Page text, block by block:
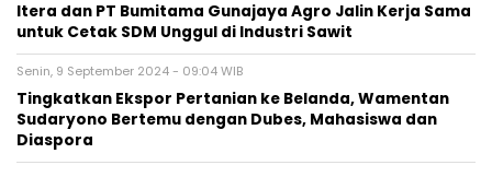
Itera dan PT Bumitama Gunajaya Agro Jalin Kerja Sama
untuk Cetak SDM Unggul di Industri Sawit
Senin, 9 September 2024 - 09:04 WIB
Tingkatkan Ekspor Pertanian ke Belanda, Wamentan
Sudaryono Bertemu dengan Dubes, Mahasiswa dan
Diaspora